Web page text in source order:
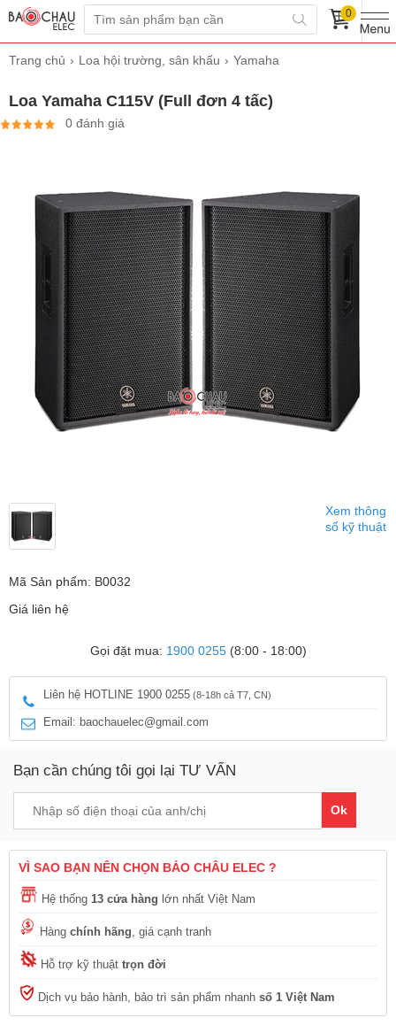
0
Trang chủ Loa hội trường, sân khấu Yamaha
Loa Yamaha C115V (Full đơn 4 tấc)
0 đánh giá
Xem thông
số kỹ thuật
Mã Sản phẩm: B0032
Giá liên hệ
Gọi đặt mua: 1900 0255(8:00 - 18:00)
Liên hệ HOTLINE 1900 0255 (8-18h cả T7, CN)
Email: baochauelec@gmail.com
Bạn cần chúng tôi gọi lại TƯ VẤN
Ok
VÌ SAO BẠN NÊN CHỌN BẢO CHÂU ELEC ?
Hệ thống 13 cửa hàng lớn nhất Việt Nam
Hàng chính hãng, giá cạnh tranh
Hỗ trợ kỹ thuật trọn đời
Dịch vụ bảo hành, bảo trì sản phẩm nhanh số 1 Việt Nam